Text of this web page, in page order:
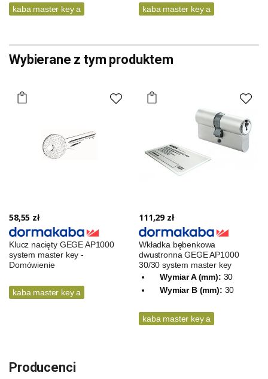
kaba master key a kaba master key a
Wybierane z tym produktem
58,55 zł
Klucz nacięty GEGE AP1000
system master key -
Domówienie
kaba master key a
111,29 zł
Wkładka bębenkowa
dwustronna GEGE AP1000
30/30 system master key
Wymiar A (mm): 30
Wymiar B (mm): 30
kaba master key a
Producenci